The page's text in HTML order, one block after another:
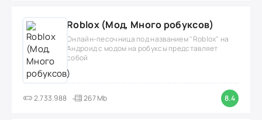
Roblox (Мод, Много робуксов)
Онлайн-песочница под названием "Roblox" на
Андроид с модом на робуксы представляет
собой
2.733.988 267 Mb 8.4